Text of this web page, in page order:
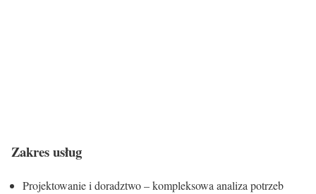
Zakres usług
Projektowanie i doradztwo – kompleksowa analiza potrzeb